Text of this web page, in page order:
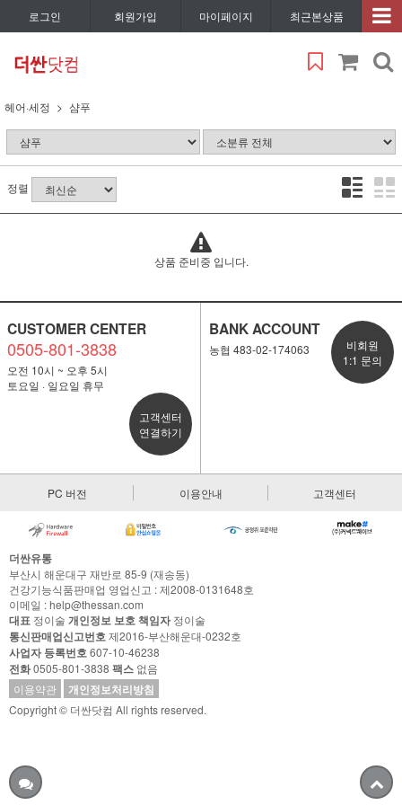
로그인 회원가입 마이페이지 최근본상품
헤어·세정 샴푸
정렬
상품 준비중 입니다.
CUSTOMER CENTER
0505-801-3838
오전 10시 ~ 오후 5시
토요일 · 일요일 휴무
고객센터
연결하기
BANK ACCOUNT
농협 483-02-174063
비회원
1:1 문의
PC 버전 이용안내 고객센터
더싼유통
부산시 해운대구 재반로 85-9 (재송동)
건강기능식품판매업 영업신고 : 제2008-0131648호
이메일 : help@thessan.com
대표 정이술 개인정보 보호 책임자정이술
통신판매업신고번호제2016-부산해운대-0232호
사업자 등록번호607-10-46238
전화0505-801-3838 팩스 없음
이용약관
개인정보처리방침
Copyright © 더싼닷컴 All rights reserved.